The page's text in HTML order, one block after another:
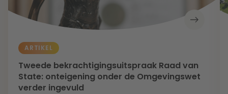
ARTIKEL
Tweede bekrachtigingsuitspraak Raad van
State: onteigening onder de Omgevingswet
verder ingevuld